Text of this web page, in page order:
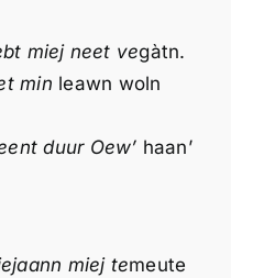
miej neet vegàtn.
min leawn woln
duur Oew’ haan’
miej temeute